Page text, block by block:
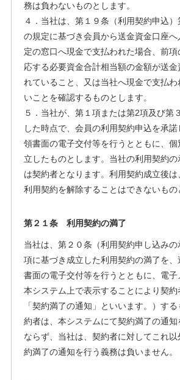
務は負わないものとします。
４．当社は、第１９条（利用契約申込
の規定に基づき会員から送金資金口座
定の窓口へ現金で支払われた場合、前
応する必要資金合計相当額の金額が送金
れていること、又は当社へ現金で支払
いことを確認するものとします。
５．当社が、第１項または第2項及び第
した時点で、会員の利用契約申込を承
領書面の電子交付等を行うとともに、
立したものとします。当社の利用契約の
は契約者となります。利用契約成立後
利用契約を解除することはできないもの
第２１条 利用契約の満了
当社は、第２０条（利用契約申し込みの
項に基づき成立した利用契約の満了を、
書面の電子交付等を行うとともに、電
本システム上で表示することにより契
「契約満了の通知」といいます。）す
約者は、本システムにて契約満了の通
ならず、当社は、契約者に対してこれ
約満了の通知を行う義務は負いません。